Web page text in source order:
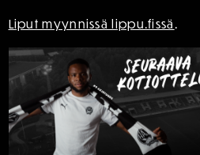
Liput myynnissä lippu.fissä.